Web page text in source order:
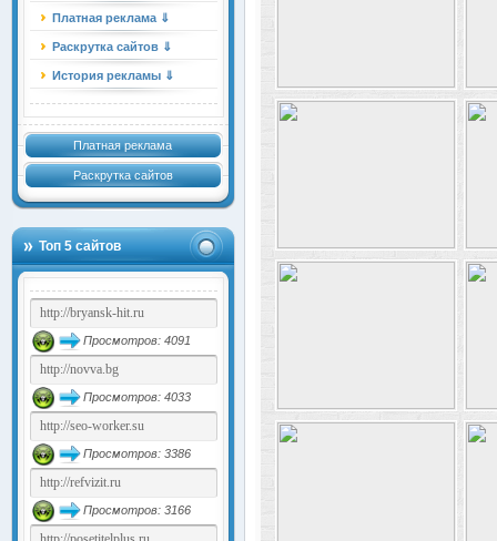
Платная реклама ⇓
Раскрутка сайтов ⇓
История рекламы ⇓
Платная реклама
Раскрутка сайтов
Топ 5 сайтов
Просмотров: 4091
Просмотров: 4033
Просмотров: 3386
Просмотров: 3166